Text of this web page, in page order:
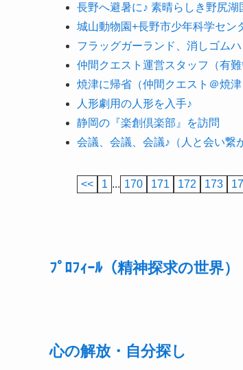
長野へ避暑に♪ 素晴らしき野尻湖
城山動物園+長野市少年科学セン
フラッグガーランド、消しゴム
仲間クエスト運営スタッフ（有難
焼津に帰省（仲間クエスト＠焼津
人形劇用の人形を入手♪
静岡の『楽創倶楽部』を訪問
会議、会議、会議♪（人と会い繋
<< 1 ... 170 171 172 173
ﾌﾟﾛﾌｨｰﾙ（精神探求の世界）
心の解放・自分探し